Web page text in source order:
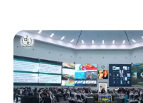
اہلکار دم توڑ گیا